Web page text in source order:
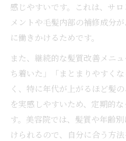
感じやすいです。これは、サ
メントや毛髪内部の補修成分
に働きかけるためです。
また、継続的な髪質改善メニ
ち着いた」「まとまりやすく
く、特に年代が上がるほど髪
を実感しやすいため、定期的
す。美容院では、髪質や年齢
けられるので、自分に合う方